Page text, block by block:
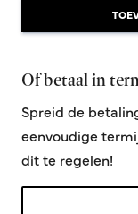
Of betaal in
Spreid de
eenvoudige
dit te regelen!